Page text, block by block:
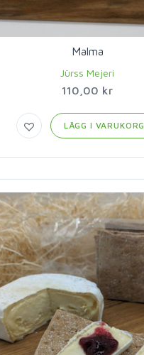
Malma
Jürss Mejeri
110,00 kr
LÄGG I VARUKORG